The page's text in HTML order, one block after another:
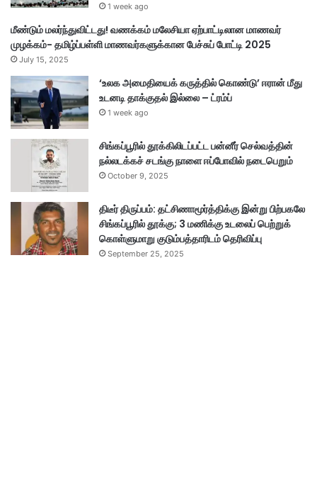
1 week ago
மீண்டும் மலர்ந்துவிட்டது! வணக்கம் மலேசியா ஏற்பாட்டிலான மாணவர்
முழக்கம்- தமிழ்ப்பள்ளி மாணவர்களுக்கான பேச்சுப் போட்டி 2025
July 15, 2025
‘உலக அமைதியைக் கருத்தில் கொண்டு’ ஈரான் மீது
உடனடி தாக்குதல் இல்லை – ட்ரம்ப்
1 week ago
சிங்கப்பூரில் தூக்கிலிடப்பட்ட பன்னீர் செல்வத்தின்
நல்லடக்கச் சடங்கு நாளை ஈப்போவில் நடைபெறும்
October 9, 2025
திடீர் திருப்பம்: தட்சிணாமூர்த்திக்கு இன்று பிற்பகலே
சிங்கப்பூரில் தூக்கு; 3 மணிக்கு உடலைப் பெற்றுக்
கொள்ளுமாறு குடும்பத்தாரிடம் தெரிவிப்பு
September 25, 2025